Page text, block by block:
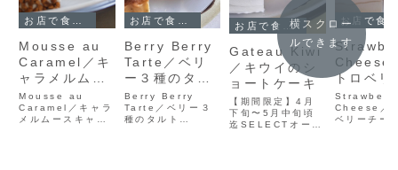
Mousse au
Caramel／キ
ャラメルムー
ス
Mousse au
Caramel／キャラ
メルムースキャラ
Berry Berry
Tarte／ベリ
ー３種のタル
ト
Berry Berry
Tarte／ベリー３
種のタルト
お店で食べられるケーキ
Gateau Kiwi
／キウイのシ
ョートケーキ
【期間限定】4月
下旬〜5月中旬頃
迄SELECTオープ
Cheese
トロベリ
ーズケー
Cheese／
ベリーチー
横スクロー
ルできます